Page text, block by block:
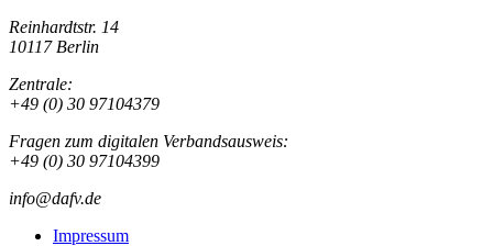
Reinhardtstr. 14
10117 Berlin
Zentrale:
+49 (0) 30 97104379
Fragen zum digitalen Verbandsausweis:
+49 (0) 30 97104399
info@dafv.de
Impressum